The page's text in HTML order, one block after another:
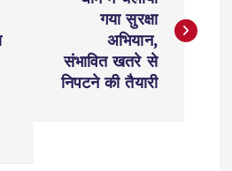
गया सुरक्षा
अभियान,
संभावित खतरे से
निपटने की तैयारी